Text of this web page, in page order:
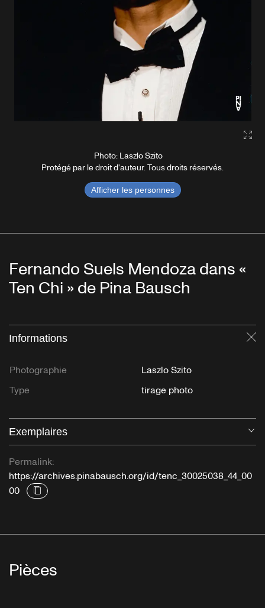
Photo: Laszlo Szito
Protégé par le droit d'auteur. Tous droits réservés.
Afficher les personnes
Fernando Suels Mendoza dans «
Ten Chi » de Pina Bausch
Informations
Photographie
Laszlo Szito
Type
tirage photo
Exemplaires
Permalink:
https://archives.pinabausch.org/id/tenc_30025038_44_00
00
Pièces